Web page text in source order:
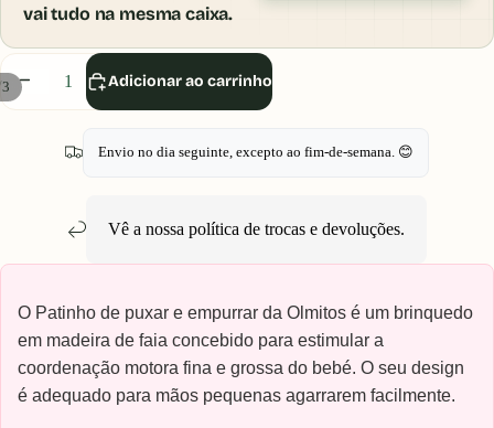
3 Diminuir
quantidade
Aumentar
vai tudo na mesma caixa.
Adicionar ao carrinho
Envio no dia seguinte, excepto ao fim-de-semana. 😊
Vê a nossa política de trocas e devoluções.
O Patinho de puxar e empurrar da Olmitos é um brinquedo
em madeira de faia concebido para estimular a
coordenação motora fina e grossa do bebé. O seu design
é adequado para mãos pequenas agarrarem facilmente.